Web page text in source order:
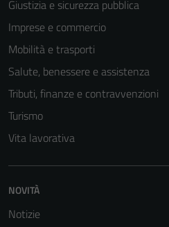
Giustizia e sicurezza pubblica
Imprese e commercio
Mobilità e trasporti
Salute, benessere e assistenza
Tributi, finanze e contravvenzioni
Turismo
Vita lavorativa
NOVITÀ
Notizie